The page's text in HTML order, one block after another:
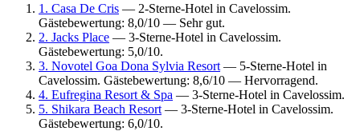
1. Casa De Cris — 2-Sterne-Hotel in Cavelossim.
Gästebewertung: 8,0/10 — Sehr gut.
2. Jacks Place — 3-Sterne-Hotel in Cavelossim.
Gästebewertung: 5,0/10.
3. Novotel Goa Dona Sylvia Resort — 5-Sterne-Hotel in
Cavelossim. Gästebewertung: 8,6/10 — Hervorragend.
4. Eufregina Resort & Spa — 3-Sterne-Hotel in Cavelossim.
5. Shikara Beach Resort — 3-Sterne-Hotel in Cavelossim.
Gästebewertung: 6,0/10.